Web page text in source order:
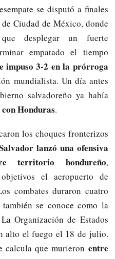
se disputó a finales
Ciudad de México, donde
desplegar un fuerte
empatado el tiempo
impuso 3-2 en la prórroga
mundialista. Un día antes
salvadoreño ya había
Honduras.
los choques fronterizos
lanzó una ofensiva
territorio hondureño,
el aeropuerto de
combates duraron cuatro
se conoce como la
Organización de Estados
alto el fuego el 18 de julio.
calcula que murieron entre